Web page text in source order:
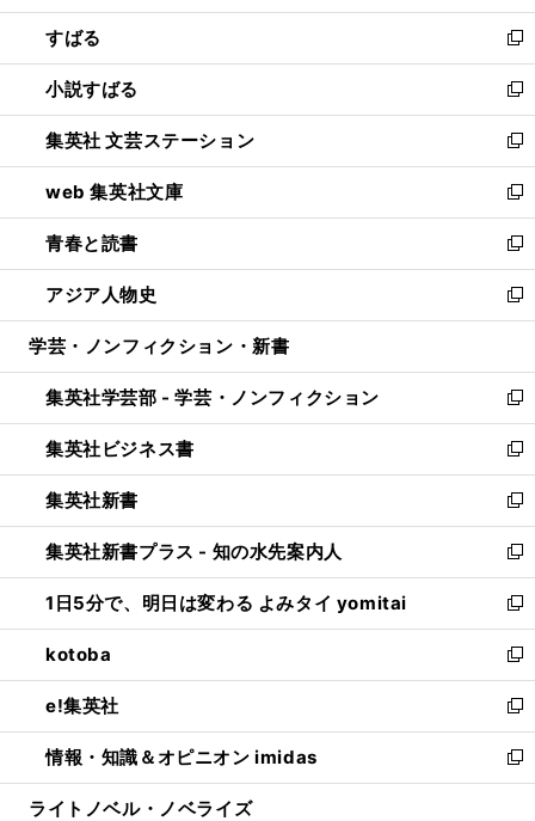
開
く
ウ
で
開
く
ン
ド
ウ
で
開
く
すばる
新
し
い
ウ
ィ
ン
ド
ウ
で
開
く
小説すばる
新
し
い
ウ
ィ
ン
ド
ウ
で
開
集英社 文芸ステーション
新
し
い
ウ
ィ
ン
ド
ウ
開
く
web 集英社文庫
新
し
い
ウ
ィ
ン
ウ
で
開
く
青春と読書
新
し
い
ウ
ン
ド
ウ
で
開
く
アジア人物史
新
し
ウ
ィ
ン
ド
ウ
で
開
く
学芸・ノンフィクション・新書
集英社学芸部 - 学芸・ノンフィクション
新
し
い
ウ
ィ
ン
ド
ウ
で
開
く
集英社ビジネス書
新
し
い
ウ
ィ
ン
ド
ウ
で
開
く
集英社新書
新
し
い
ウ
ィ
ン
ド
ウ
で
開
く
集英社新書プラス - 知の水先案内人
新
し
い
ウ
ィ
ン
ド
ウ
で
開
1日5分で、明日は変わる よみタイ yomitai
新
し
い
ウ
ィ
ン
ド
ウ
kotoba
新
し
い
ウ
ィ
ン
e!集英社
新
し
い
ウ
情報・知識＆オピニオン imidas
新
し
ライトノベル・ノベライズ